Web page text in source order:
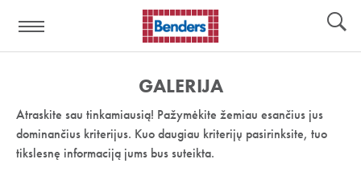
nuoroda:
GALERIJA
Atraskite sau tinkamiausią! Pažymėkite žemiau esančius jus
dominančius kriterijus. Kuo daugiau kriterijų pasirinksite, tuo
tikslesnę informaciją jums bus suteikta.